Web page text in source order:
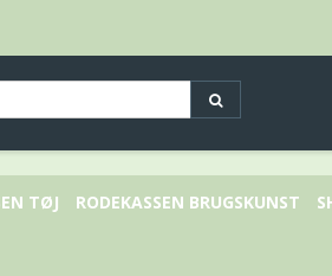
TØJ RODEKASSEN BRUGSKUNST